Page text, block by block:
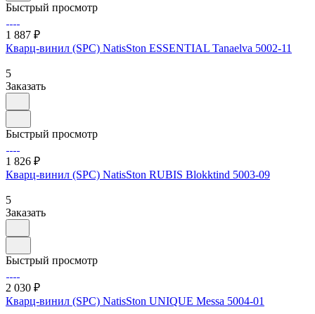
Быстрый просмотр
1 887 ₽
Кварц-винил (SPC) NatisSton ESSENTIAL Tanaelva 5002-11
5
Заказать
Быстрый просмотр
1 826 ₽
Кварц-винил (SPC) NatisSton RUBIS Blokktind 5003-09
5
Заказать
Быстрый просмотр
2 030 ₽
Кварц-винил (SPC) NatisSton UNIQUE Messa 5004-01